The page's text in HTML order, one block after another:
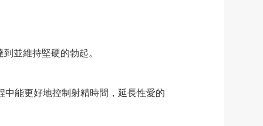
並維持堅硬的勃起。
能更好地控制射精時間，延長性愛的